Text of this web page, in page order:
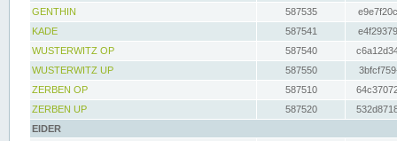
GENTHIN
587535
KADE
587541
WUSTERWITZ OP
587540
WUSTERWITZ UP
587550
ZERBEN OP
587510
ZERBEN UP
587520
EIDER